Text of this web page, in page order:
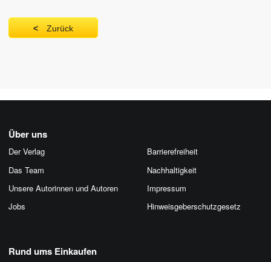
Zurück
Über uns
Der Verlag
Das Team
Unsere Autorinnen und Autoren
Jobs
Barrierefreiheit
Nachhaltigkeit
Impressum
Hinweis­geber­schutz­gesetz
Rund ums Einkaufen